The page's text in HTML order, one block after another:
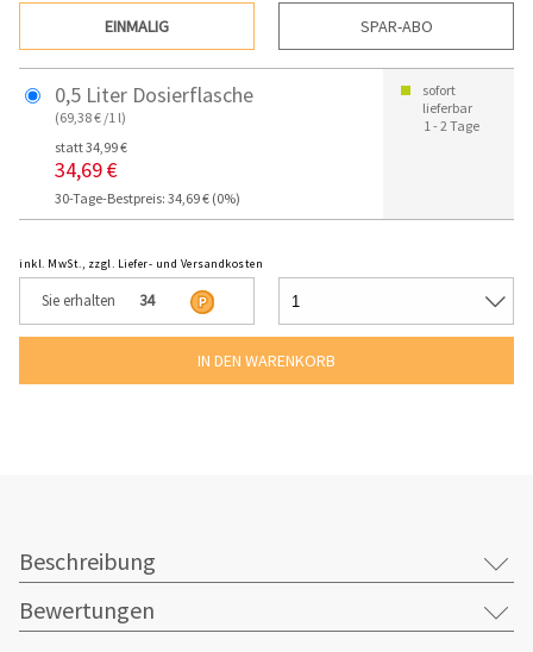
EINMALIG SPAR-ABO
0,5 Liter Dosierflasche
(69,38 € /1 l)
statt 34,99 €
34,69 €
30-Tage-Bestpreis: 34,69 € (0%)
sofort
lieferbar
1 - 2 Tage
inkl. MwSt., zzgl. Liefer- und Versandkosten
Sie erhalten 34
Beschreibung
Bewertungen